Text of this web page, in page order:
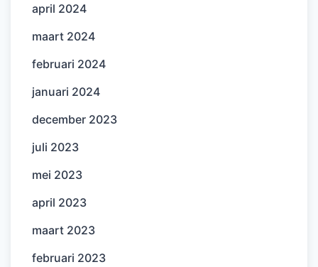
april 2024
maart 2024
februari 2024
januari 2024
december 2023
juli 2023
mei 2023
april 2023
maart 2023
februari 2023